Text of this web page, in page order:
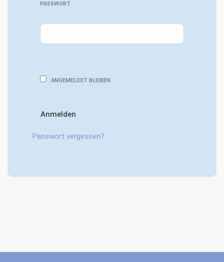
PASSWORT
ANGEMELDET BLEIBEN
Anmelden
Passwort vergessen?